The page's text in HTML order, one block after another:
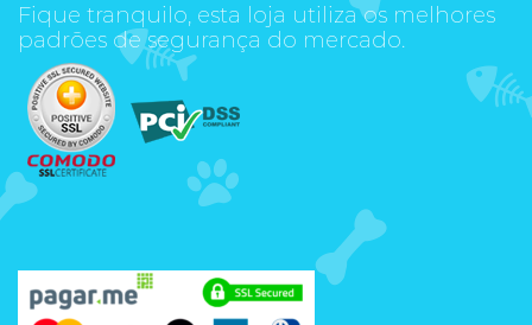
Fique tranquilo, esta loja utiliza os melhores
padrões de segurança do mercado.